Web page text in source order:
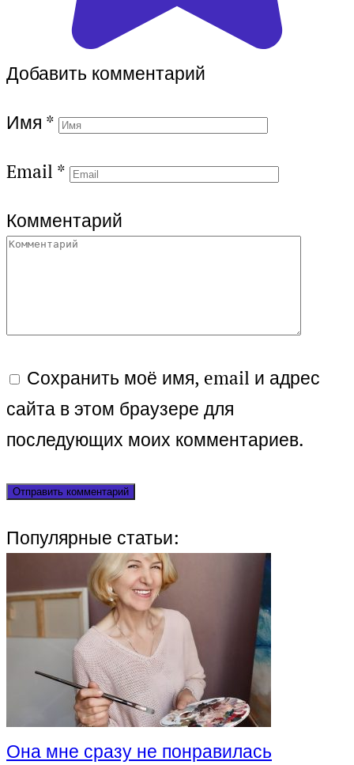
Добавить комментарий
Имя *
Email *
Комментарий
Сохранить моё имя, email и адрес
сайта в этом браузере для
последующих моих комментариев.
Популярные статьи:
Она мне сразу не понравилась